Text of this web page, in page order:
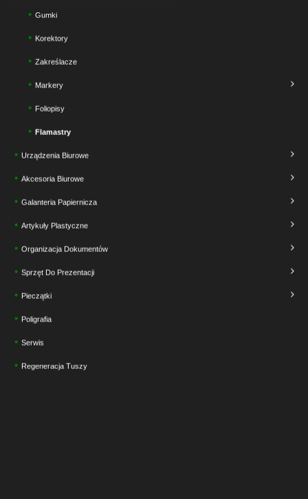
Gumki
Korektory
Zakreślacze
Markery
Foliopisy
Flamastry
Urządzenia Biurowe
Akcesoria Biurowe
Galanteria Papiernicza
Artykuły Plastyczne
Organizacja Dokumentów
Sprzęt Do Prezentacji
Pieczątki
Poligrafia
Serwis
Regeneracja Tuszy